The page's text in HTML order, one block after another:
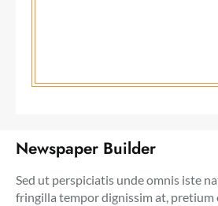
Newspaper Builder
Sed ut perspiciatis unde omnis iste
fringilla tempor dignissim at, pretium